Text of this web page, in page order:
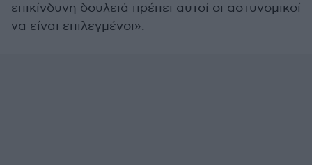
επικίνδυνη δουλειά πρέπει αυτοί οι αστυνομικοί
να είναι επιλεγμένοι».